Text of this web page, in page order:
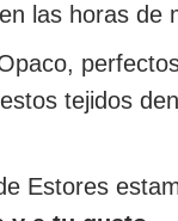
las horas de
tejidos
Estores